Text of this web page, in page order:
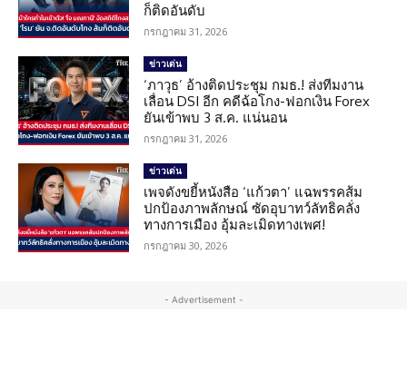
ก็ติดอันดับ
กรกฎาคม 31, 2026
ข่าวเด่น
‘ภาวุธ’ อ้างติดประชุม กมธ.! ส่งทีมงาน
เลื่อน DSI อีก คดีฉ้อโกง-ฟอกเงิน Forex
ยันเข้าพบ 3 ส.ค. แน่นอน
กรกฎาคม 31, 2026
ข่าวเด่น
เพจดังขยี้หนังสือ ‘แก้วตา’ แฉพรรคส้ม
ปกป้องภาพลักษณ์ ซัดอุบาทว์ลัทธิคลั่ง
ทางการเมือง อุ้มละเมิดทางเพศ!
กรกฎาคม 30, 2026
- Advertisement -